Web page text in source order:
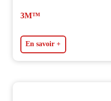
3M™
En savoir +